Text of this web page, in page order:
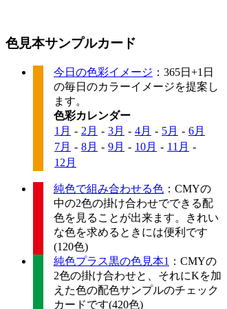
色見本サンプルカード
今日の色彩イメージ ：365日+1日
の毎日のカラーイメージを提案し
ます。
色彩カレンダー
1月 - 2月 - 3月 - 4月 - 5月 - 6月
7月 - 8月 - 9月 - 10月 - 11月 -
12月
純色で組み合わせる色 ：CMYの
中の2色の掛け合わせでできる配
色を見ることが出来ます。きれい
な色を求めるときには便利です
(120色)
純色プラス黒の色見本1 ：CMYの
2色の掛け合わせと、それにKを加
えた色の配色サンプルのチェック
カードです(420色)